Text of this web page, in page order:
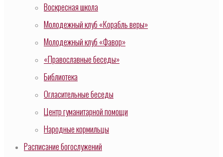
Воскресная школа
Молодежный клуб «Корабль веры»
Молодежный клуб «Фавор»
«Православные беседы»
Библиотека
Огласительные беседы
Центр гуманитарной помощи
Народные кормильцы
Расписание богослужений